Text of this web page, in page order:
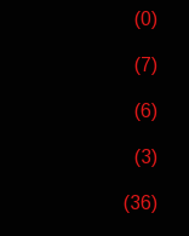
(0)
(7)
(6)
(3)
(36)